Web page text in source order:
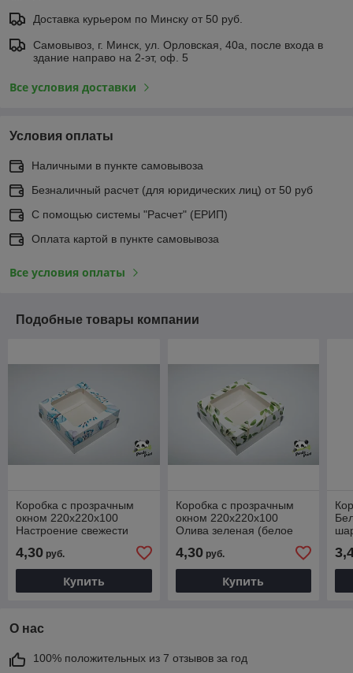
Доставка курьером по Минску от 50 руб.
Самовывоз, г. Минск, ул. Орловская, 40а, после входа в
здание направо на 2-эт, оф. 5
Все условия доставки
Условия оплаты
Наличными в пункте самовывоза
Безналичный расчет (для юридических лиц) от 50 руб
С помощью системы "Расчет" (ЕРИП)
Оплата картой в пункте самовывоза
Все условия оплаты
Подобные товары компании
Коробка с прозрачным
окном 220х220х100
Настроение свежести
4,30 руб.
Купить
Коробка с прозрачным
окном 220х220х100
Олива зеленая (белое
4,30руб.
Купить
О нас
100% положительных из 7 отзывов за год